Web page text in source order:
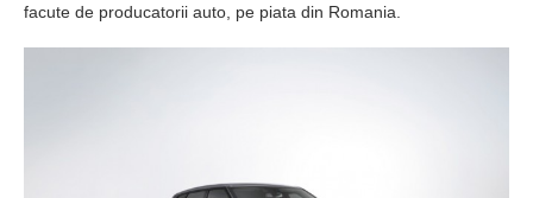
facute de producatorii auto, pe piata din Romania.